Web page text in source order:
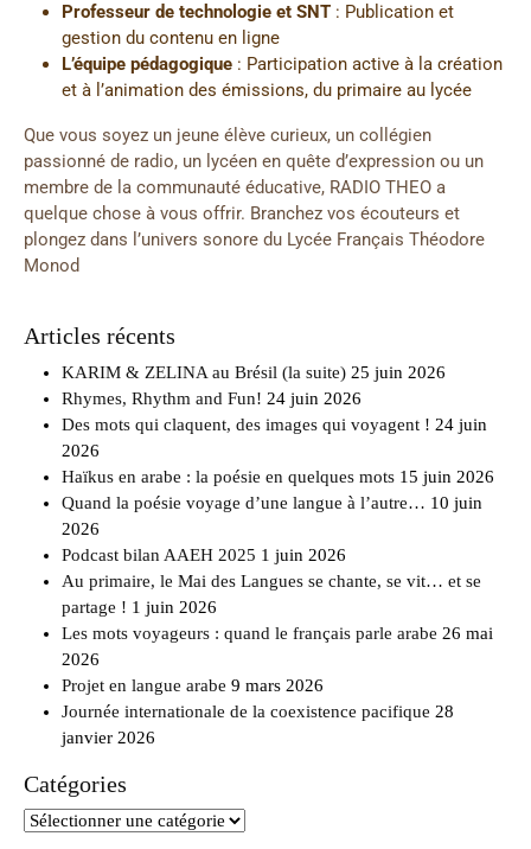
Professeur de technologie et SNT : Publication et
gestion du contenu en ligne
L’équipe pédagogique : Participation active à la création
et à l’animation des émissions, du primaire au lycée
Que vous soyez un jeune élève curieux, un collégien
passionné de radio, un lycéen en quête d’expression ou un
membre de la communauté éducative, RADIO THEO a
quelque chose à vous offrir. Branchez vos écouteurs et
plongez dans l’univers sonore du Lycée Français Théodore
Monod
Articles récents
KARIM & ZELINA au Brésil (la suite) 25 juin 2026
Rhymes, Rhythm and Fun! 24 juin 2026
Des mots qui claquent, des images qui voyagent ! 24 juin
2026
Haïkus en arabe : la poésie en quelques mots 15 juin 2026
Quand la poésie voyage d’une langue à l’autre… 10 juin
2026
Podcast bilan AAEH 2025 1 juin 2026
Au primaire, le Mai des Langues se chante, se vit… et se
partage ! 1 juin 2026
Les mots voyageurs : quand le français parle arabe 26 mai
2026
Projet en langue arabe 9 mars 2026
Journée internationale de la coexistence pacifique 28
janvier 2026
Catégories